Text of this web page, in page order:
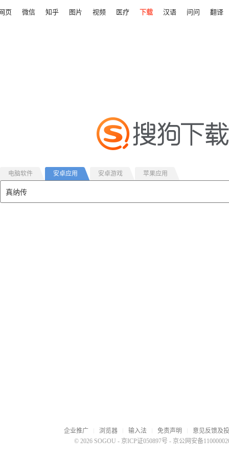
页 微信 知乎 图片 视频 医疗 下载 汉语 问问 翻译
电脑软件 安卓应用 安卓游戏 苹果应用
企业推广 浏览器 输入法 免责声明
意见反馈及
© 2026 SOGOU - 京ICP证050897号 - 京公网安备